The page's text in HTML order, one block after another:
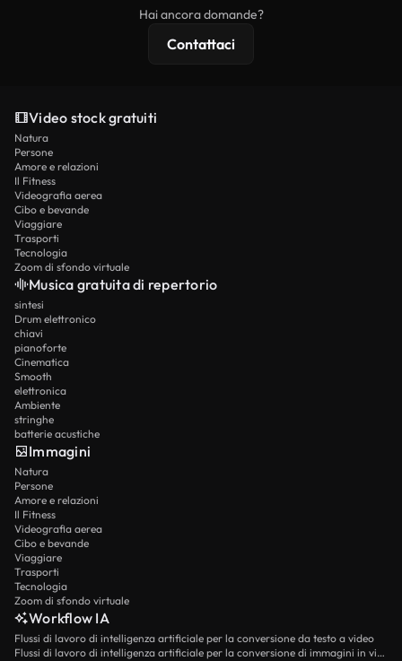
Hai ancora domande?
Contattaci
Video stock gratuiti
Natura
Persone
Amore e relazioni
Il Fitness
Videografia aerea
Cibo e bevande
Viaggiare
Trasporti
Tecnologia
Zoom di sfondo virtuale
Musica gratuita di repertorio
sintesi
Drum elettronico
chiavi
pianoforte
Cinematica
Smooth
elettronica
Ambiente
stringhe
batterie acustiche
Immagini
Natura
Persone
Amore e relazioni
Il Fitness
Videografia aerea
Cibo e bevande
Viaggiare
Trasporti
Tecnologia
Zoom di sfondo virtuale
Workflow IA
Flussi di lavoro di intelligenza artificiale per la conversione da testo a video
Flussi di lavoro di intelligenza artificiale per la conversione di immagini in video